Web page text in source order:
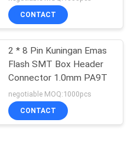
CONTACT
2 * 8 Pin Kuningan Emas
Flash SMT Box Header
Connector 1.0mm PA9T
negotiable MOQ:1000pcs
CONTACT